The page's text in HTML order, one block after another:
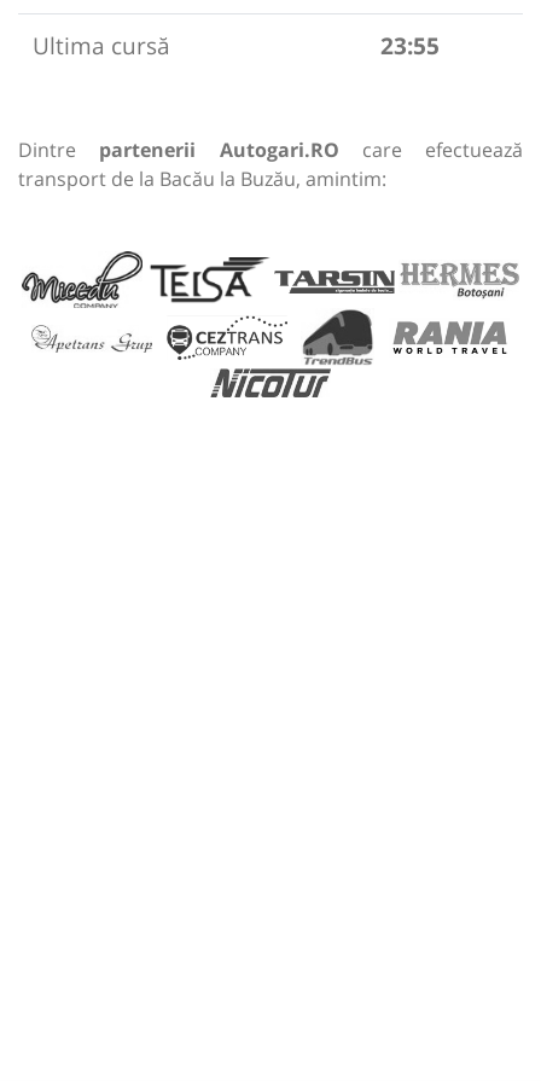
Ultima cursă
23:55
Dintre partenerii Autogari.RO care efectuează
transport de la Bacău la Buzău, amintim: